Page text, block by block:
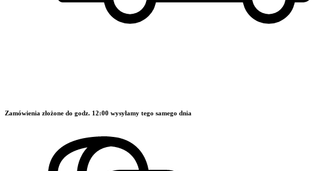
Zamówienia złożone do godz. 12:00 wysyłamy tego samego dnia